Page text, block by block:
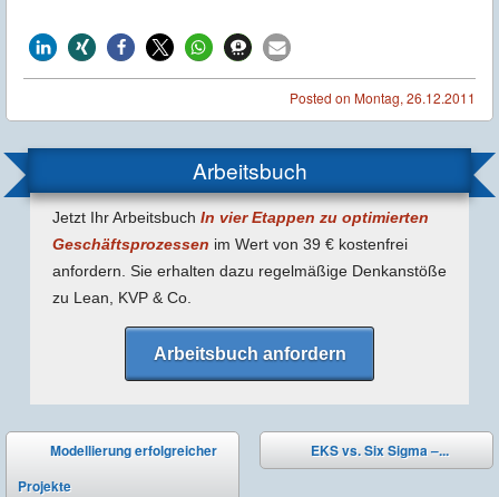
Posted on Montag, 26.12.2011
Arbeitsbuch
Jetzt Ihr Arbeitsbuch In vier Etappen zu optimierten
Geschäfts­prozessen im Wert von 39 € kostenfrei
anfordern. Sie erhalten dazu regel­mäßige Denk­anstöße
zu Lean, KVP & Co.
Arbeitsbuch anfordern
Post navigation
⬅
Modellierung erfolgreicher
Projekte
EKS vs. Six Sigma –...